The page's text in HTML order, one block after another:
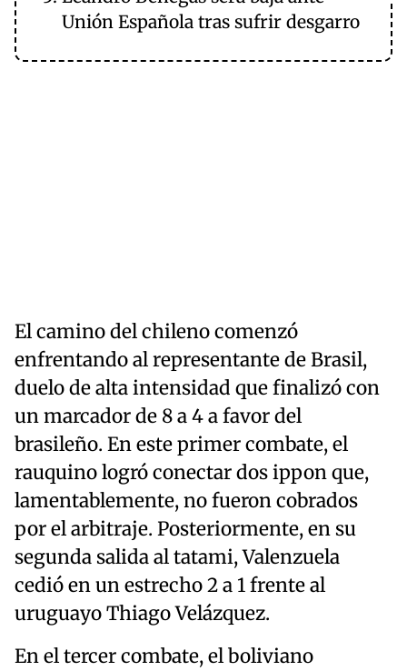
Unión Española tras sufrir desgarro
El camino del chileno comenzó
enfrentando al representante de Brasil,
duelo de alta intensidad que finalizó con
un marcador de 8 a 4 a favor del
brasileño. En este primer combate, el
rauquino logró conectar dos ippon que,
lamentablemente, no fueron cobrados
por el arbitraje. Posteriormente, en su
segunda salida al tatami, Valenzuela
cedió en un estrecho 2 a 1 frente al
uruguayo Thiago Velázquez.
En el tercer combate, el boliviano